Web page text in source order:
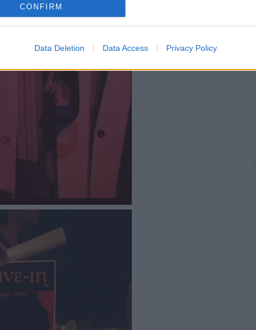
CONFIRM
Data Deletion Data Access Privacy Policy